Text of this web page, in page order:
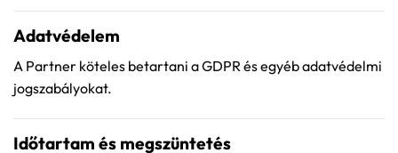
Adatvédelem
A Partner köteles betartani a GDPR és egyéb adatvédelmi
jogszabályokat.
Időtartam és megszüntetés